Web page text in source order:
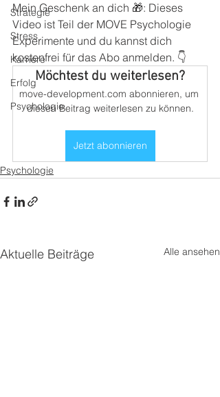
Strategie
Stress
Karriere
Erfolg
Psychologie
Mein Geschenk an dich 🎁: Dieses
Video ist Teil der MOVE Psychologie
Experimente und du kannst dich
kostenfrei für das Abo anmelden. 👇
Möchtest du weiterlesen?
move-development.com abonnieren, um
diesen Beitrag weiterlesen zu können.
Jetzt abonnieren
Psychologie
Aktuelle Beiträge Alle ansehen